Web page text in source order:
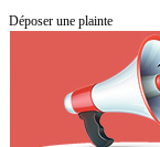
Déposer une plainte